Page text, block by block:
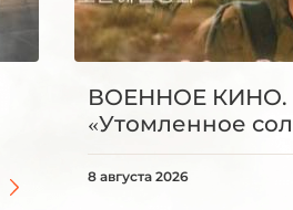
ВОЕННОЕ КИНО.
«Утомленное
8 августа 2026